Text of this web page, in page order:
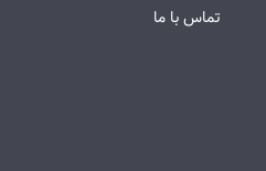
تماس با ما